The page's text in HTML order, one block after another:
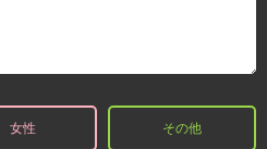
女性 その他